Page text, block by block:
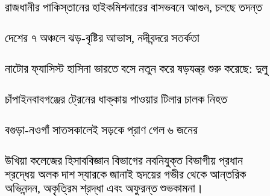
রাজধানীর পাকিস্তানের হাইকমিশনারের বাসভবনে আগুন, চলছে তদন্ত
দেশের ৭ অঞ্চলে ঝড়-বৃষ্টির আভাস, নদীবন্দরে সতর্কতা
নাটোর ফ্যাসিস্ট হাসিনা ভারতে বসে নতুন করে ষড়যন্ত্র শুরু করেছে: দুলু
চাঁপাইনবাবগঞ্জের ট্রেনের ধাক্কায় পাওয়ার টিলার চালক নিহত
বগুড়া-নওগাঁ সাতসকালেই সড়কে প্রাণ গেল ৬ জনের
উখিয়া কলেজের হিসাববিজ্ঞান বিভাগের নবনিযুক্ত বিভাগীয় প্রধান
শ্রদ্ধেয় অলক দাশ স্যারকে জানাই হৃদয়ের গভীর থেকে আন্তরিক
অভিনন্দন, অকৃত্রিম শ্রদ্ধা এবং অফুরন্ত শুভকামনা।